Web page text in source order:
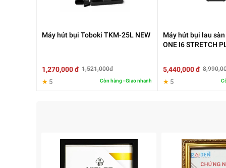
Ngoài những đầu hút phổ biến như: Đầu hút sàn,
Máy hút bụi Toboki TKM-25L NEW
1,270,000 đ 1,521,000đ
★ 5 Còn hàng - Giao nhanh
Máy hút bụi lau
ONE I6 STRETCH
5,440,000 đ
★ 5